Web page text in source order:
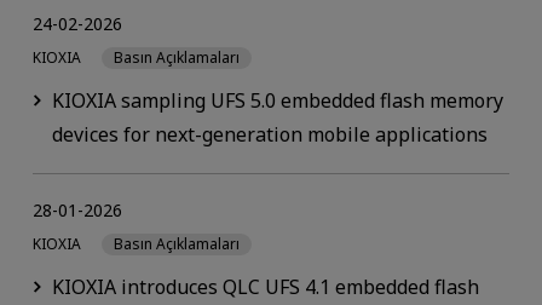
KIOXIA sampling UFS 5.0 embedded flash memory
devices for next-generation mobile applications
24-02-2026
KIOXIA Basın Açıklamaları
KIOXIA introduces QLC UFS 4.1 embedded flash
28-01-2026
KIOXIA Basın Açıklamaları